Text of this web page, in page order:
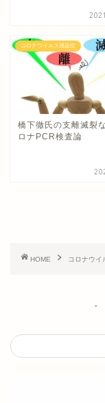
コロナウイルス感染症
橋下徹氏の支離滅裂
ロナPCR検査論
HOME コロナウイ